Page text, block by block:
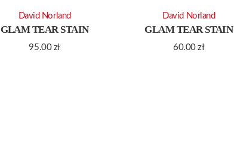
GLAM TEAR STAIN
95.00 zł
David Norland
GLAM TEAR STAIN
60.00zł
David Norland